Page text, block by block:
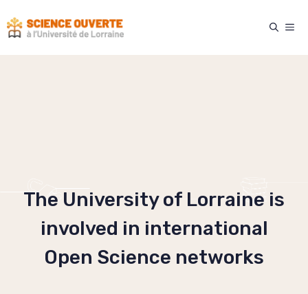
to
The University of Lorraine is
involved in international
Open Science networks